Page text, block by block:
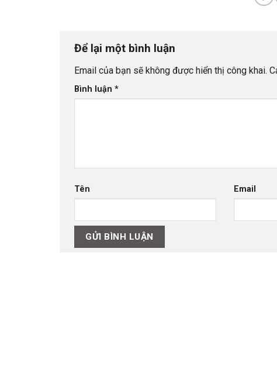
Để lại một bình luận
Email của bạn sẽ không được hiển thị công khai.
Bình luận *
Tên Email